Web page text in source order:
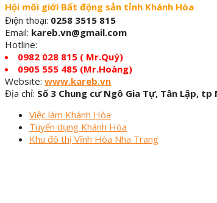
Hội môi giới Bất động sản tỉnh Khánh Hòa
Điện thoại: 0258 3515 815
Email: kareb.vn@gmail.com
Hotline:
0982 028 815 ( Mr.Quý)
0905 555 485 (Mr.Hoàng)
Website: www.kareb.vn
Địa chỉ: Số 3 Chung cư Ngô Gia Tự, Tân Lập, tp
Việc làm Khánh Hòa
Tuyển dụng Khánh Hòa
Khu đô thị Vĩnh Hòa Nha Trang